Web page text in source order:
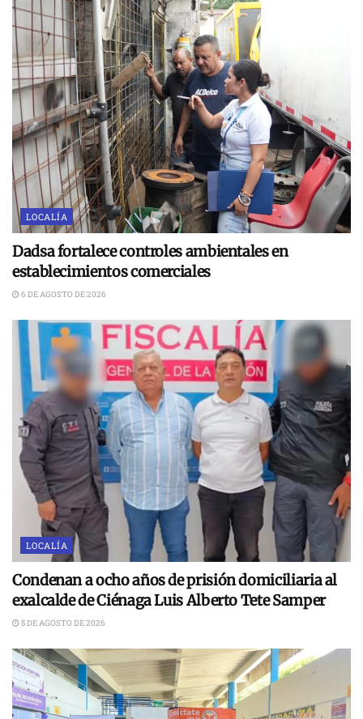
LOCALÍA
Dadsa fortalece controles ambientales en
establecimientos comerciales
6 DE AGOSTO DE 2026
LOCALÍA
Condenan a ocho años de prisión domiciliaria al
exalcalde de Ciénaga Luis Alberto Tete Samper
5 DE AGOSTO DE 2026